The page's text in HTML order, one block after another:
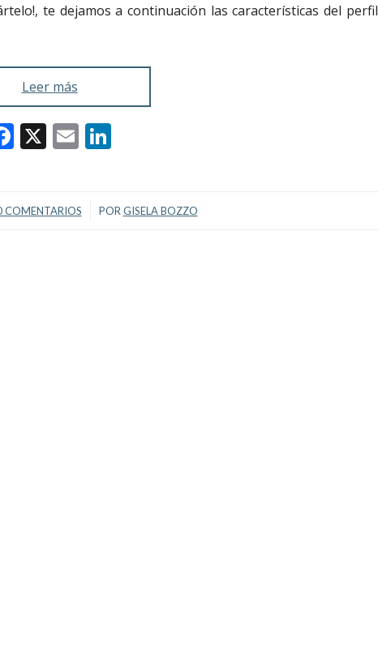
te dejamos a continuación las características del perfil
Leer más
Facebook
X Email
COMENTARIOS
/ POR GISELA BOZZO